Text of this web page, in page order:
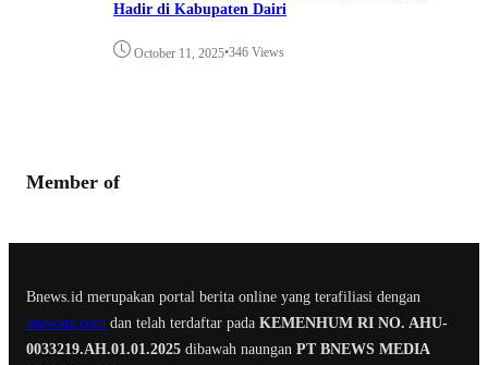
Hadir di Kabupaten Dairi
October 11, 2025•346 Views
Member of
Bnews.id merupakan portal berita online yang terafiliasi dengan
bnewstv.com dan telah terdaftar pada KEMENHUM RI NO. AHU-
0033219.AH.01.01.2025 dibawah naungan PT BNEWS MEDIA